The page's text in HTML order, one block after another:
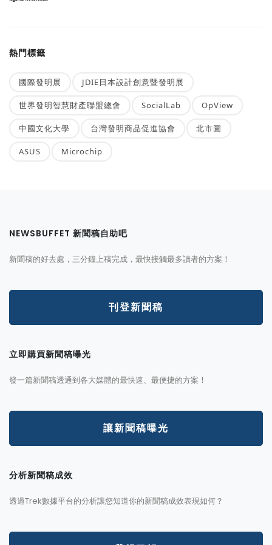
熱門標籤
國際發明展 JDIE日本設計創意暨發明展
世界發明智慧財產聯盟總會 SocialLab OpView
中國文化大學 台灣發明商品促進協會 北市圖
ASUS Microchip
NEWSBUFFET 新聞稿自助吧
新聞稿的好去處，三分鐘上稿完成，最快接觸最多讀者的方案！
刊登新聞稿
立即購買新聞稿曝光
發一篇新聞稿透通到各大媒體的最快速、最便捷的方案！
讓新聞稿曝光
分析新聞稿成效
透過Trek數據平台的分析讓您知道你的新聞稿成效表現如何？